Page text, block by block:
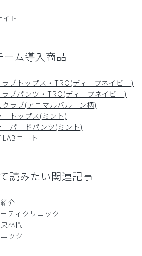
イト
ーム導入商品
ブトップス・TRO(ディープネイビー)
ブパンツ・TRO(ディープネイビー)
ラブ(アニマルバルーン柄)
トップス(ミント)
パードパンツ(ミント)
コート
読みたい関連記事
介
ティクリニック
林間
ック